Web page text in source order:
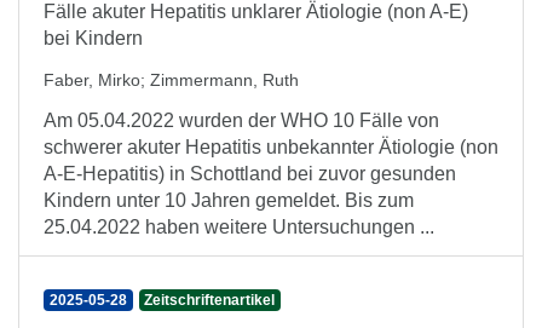
Fälle akuter Hepatitis unklarer Ätiologie (non A-E)
bei Kindern
Faber, Mirko; Zimmermann, Ruth
Am 05.04.2022 wurden der WHO 10 Fälle von
schwerer akuter Hepatitis unbekannter Ätiologie (non
A-E-Hepatitis) in Schottland bei zuvor gesunden
Kindern unter 10 Jahren gemeldet. Bis zum
25.04.2022 haben weitere Untersuchungen ...
2025-05-28 Zeitschriftenartikel